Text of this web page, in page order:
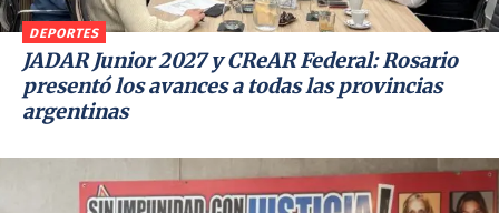
DEPORTES
JADAR Junior 2027 y CReAR Federal: Rosario
presentó los avances a todas las provincias
argentinas